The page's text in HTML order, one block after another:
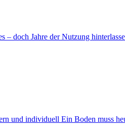
– doch Jahre der Nutzung
und individuell Ein Boden muss